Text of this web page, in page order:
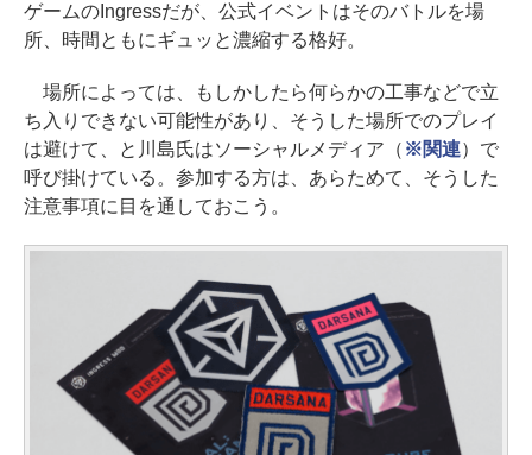
ゲームのIngressだが、公式イベントはそのバトルを場
所、時間ともにギュッと濃縮する格好。
場所によっては、もしかしたら何らかの工事などで立
ち入りできない可能性があり、そうした場所でのプレイ
は避けて、と川島氏はソーシャルメディア（ ※関連）で
呼び掛けている。参加する方は、あらためて、そうした
注意事項に目を通しておこう。